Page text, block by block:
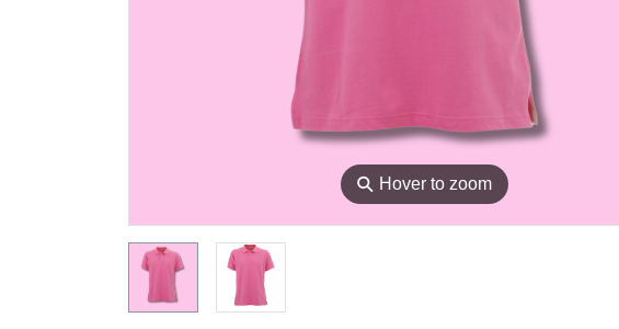
⚲ Hover to zoom